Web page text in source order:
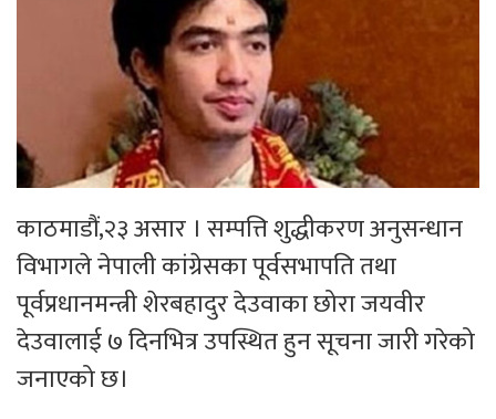
काठमाडौं,२३ असार । सम्पत्ति शुद्धीकरण अनुसन्धान
विभागले नेपाली कांग्रेसका पूर्वसभापति तथा
पूर्वप्रधानमन्त्री शेरबहादुर देउवाका छोरा जयवीर
देउवालाई ७ दिनभित्र उपस्थित हुन सूचना जारी गरेको
जनाएको छ।